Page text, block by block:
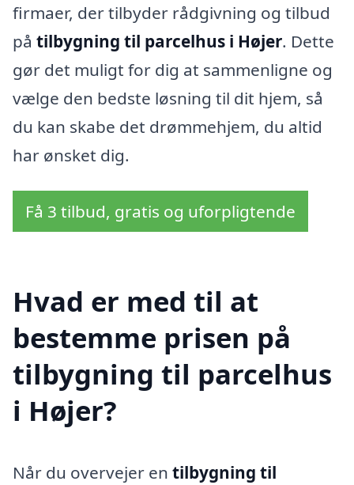
firmaer, der tilbyder rådgivning og tilbud
på tilbygning til parcelhus i Højer. Dette
gør det muligt for dig at sammenligne og
vælge den bedste løsning til dit hjem, så
du kan skabe det drømmehjem, du altid
har ønsket dig.
Få 3 tilbud, gratis og uforpligtende
Hvad er med til at
bestemme prisen på
tilbygning til parcelhus
i Højer?
Når du overvejer en tilbygning til